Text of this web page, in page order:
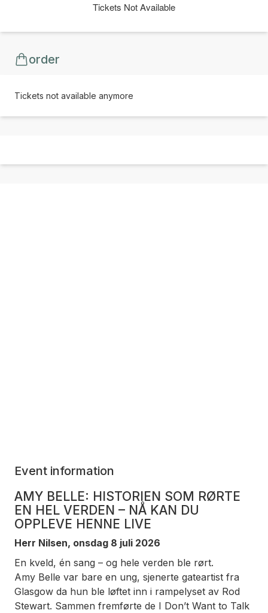
Tickets Not Available
order
Tickets not available anymore
Event information
AMY BELLE: HISTORIEN SOM RØRTE
EN HEL VERDEN – NÅ KAN DU
OPPLEVE HENNE LIVE
Herr Nilsen, onsdag 8 juli 2026
En kveld, én sang – og hele verden ble rørt.
Amy Belle var bare en ung, sjenerte gateartist fra
Glasgow da hun ble løftet inn i rampelyset av Rod
Stewart. Sammen fremførte de I Don’t Want to Talk